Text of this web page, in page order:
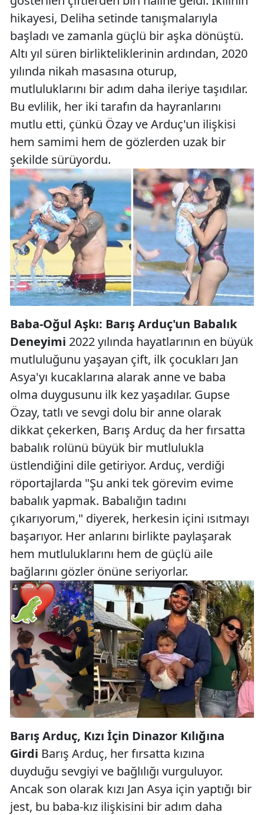
hikayesi, Deliha setinde tanışmalarıyla
başladı ve zamanla güçlü bir aşka dönüştü.
Altı yıl süren birlikteliklerinin ardından, 2020
yılında nikah masasına oturup,
mutluluklarını bir adım daha ileriye taşıdılar.
Bu evlilik, her iki tarafın da hayranlarını
mutlu etti, çünkü Özay ve Arduç'un ilişkisi
hem samimi hem de gözlerden uzak bir
şekilde sürüyordu.
Baba-Oğul Aşkı: Barış Arduç'un Babalık
Deneyimi 2022 yılında hayatlarının en büyük
mutluluğunu yaşayan çift, ilk çocukları Jan
Asya'yı kucaklarına alarak anne ve baba
olma duygusunu ilk kez yaşadılar. Gupse
Özay, tatlı ve sevgi dolu bir anne olarak
dikkat çekerken, Barış Arduç da her fırsatta
babalık rolünü büyük bir mutlulukla
üstlendiğini dile getiriyor. Arduç, verdiği
röportajlarda "Şu anki tek görevim evime
babalık yapmak. Babalığın tadını
çıkarıyorum," diyerek, herkesin içini ısıtmayı
başarıyor. Her anlarını birlikte paylaşarak
hem mutluluklarını hem de güçlü aile
bağlarını gözler önüne seriyorlar.
Barış Arduç, Kızı İçin Dinazor Kılığına
Girdi Barış Arduç, her fırsatta kızına
duyduğu sevgiyi ve bağlılığı vurguluyor.
Ancak son olarak kızı Jan Asya için yaptığı bir
jest, bu baba-kız ilişkisini bir adım daha